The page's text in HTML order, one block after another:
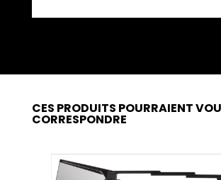
CES PRODUITS POURRAIENT
CORRESPONDRE